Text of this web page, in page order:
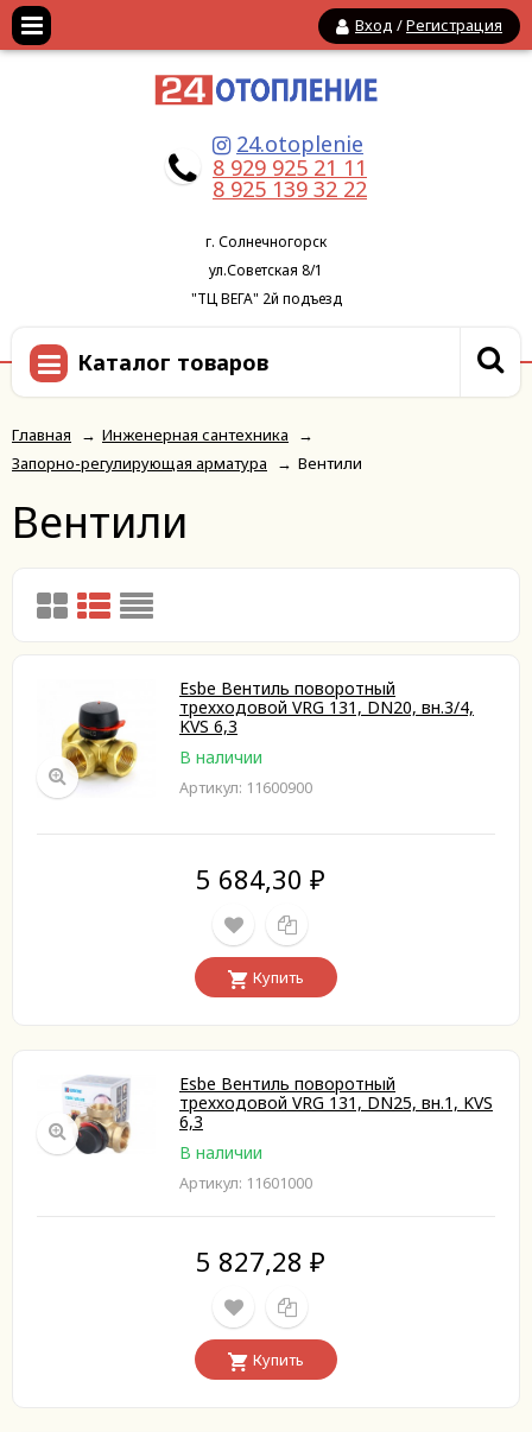
Вход /Регистрация
24.otoplenie
8 929 925 21 11
8 925 139 32 22
г. Солнечногорск
ул.Советская 8/1
"ТЦ ВЕГА" 2й подъезд
Каталог товаров
Главная → Инженерная сантехника
→
Запорно-регулирующая арматура
→ Вентили
Вентили
Esbe Вентиль поворотный
трехходовой VRG 131, DN20, вн.3/4,
KVS 6,3
В наличии
Артикул: 11600900
5 684,30 ₽
Купить
Esbe Вентиль поворотный
трехходовой VRG 131, DN25, вн.1, KVS
6,3
В наличии
Артикул: 11601000
5 827,28 ₽
Купить